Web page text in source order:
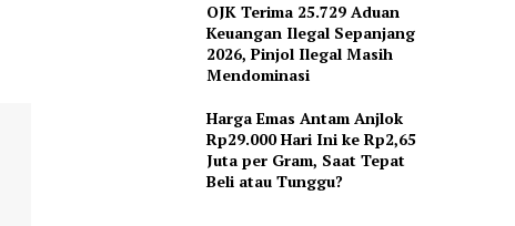
OJK Terima 25.729 Aduan
Keuangan Ilegal Sepanjang
2026, Pinjol Ilegal Masih
Mendominasi
Harga Emas Antam Anjlok
Rp29.000 Hari Ini ke Rp2,65
Juta per Gram, Saat Tepat
Beli atau Tunggu?